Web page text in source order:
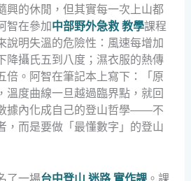
興的休閒，但其實每一次上山都
智在參加中部野外急救 教學課程
說明失溫的危險性：風速每增加
降攝氏五到八度；濕衣服的熱傳
倍。阿智在筆記本上寫下：「原
溫度曲線一旦越過臨界點，就回
據內化成自己的登山哲學——不
，而是要做「最懂數字」的登山
了一場台中登山 迷路 實作課。課